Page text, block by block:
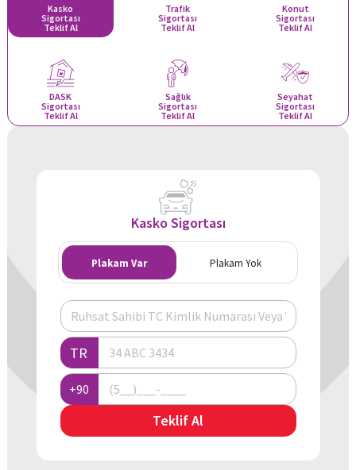
Kasko
Sigortası
Teklif Al
Trafik
Sigortası
Teklif Al
Konut
Sigortası
Teklif Al
DASK
Sigortası
Teklif Al
Sağlık
Sigortası
Teklif Al
Seyahat
Sigortası
Teklif Al
Kasko Sigortası
Plakam Var Plakam Yok
TR
+90
Teklif Al